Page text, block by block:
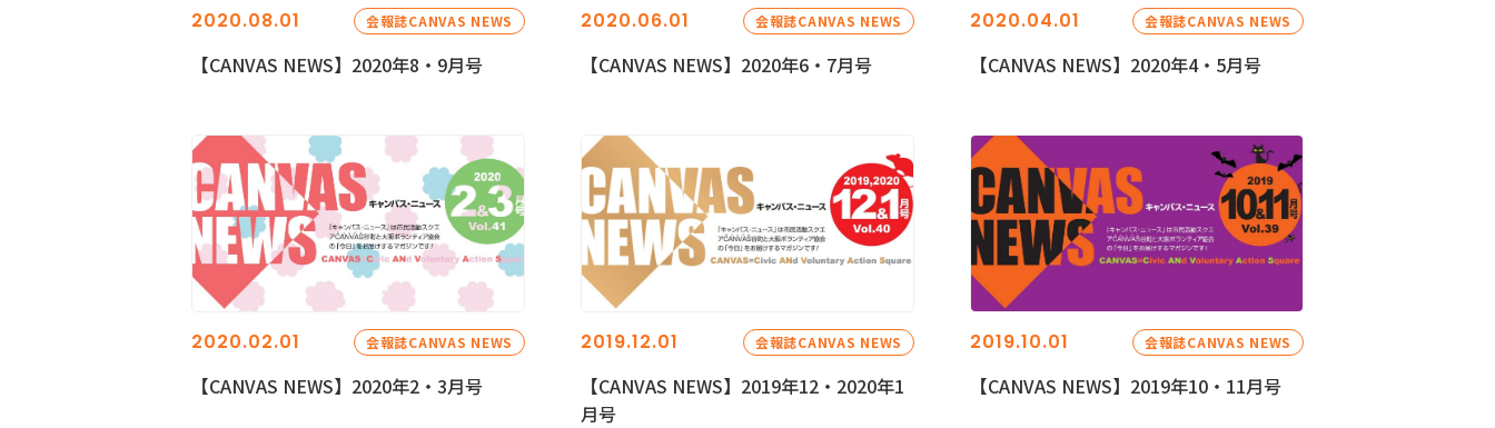
2020.08.01 会報誌CANVAS NEWS
【CANVAS NEWS】2020年8・9月号
2020.06.01 会報誌CANVAS NEWS
【CANVAS NEWS】2020年6・7月号
2020.04.01 会報誌CANVAS NEWS
【CANVAS NEWS】2020年4・5月号
2020.02.01 会報誌CANVAS NEWS
【CANVAS NEWS】2020年2・3月号
2019.12.01 会報誌CANVAS NEWS
【CANVAS NEWS】2019年12・2020年1
月号
2019.10.01 会報誌CANVAS NEWS
【CANVAS NEWS】2019年10・11月号